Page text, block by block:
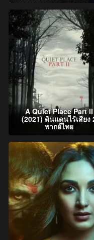
A Quiet Place Part II
(2021) ดินแดนไร้เสียง
พากย์ไทย